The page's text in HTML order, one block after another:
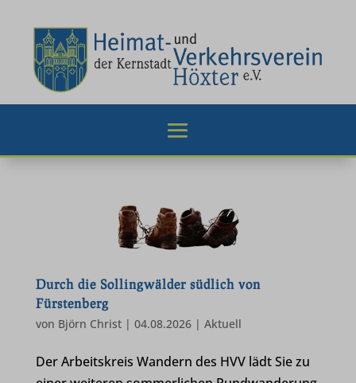
Durch die Sollingwälder südlich von
Fürstenberg
von Björn Christ| 04.08.2026| Aktuell
Der Arbeitskreis Wandern des HVV lädt Sie zu